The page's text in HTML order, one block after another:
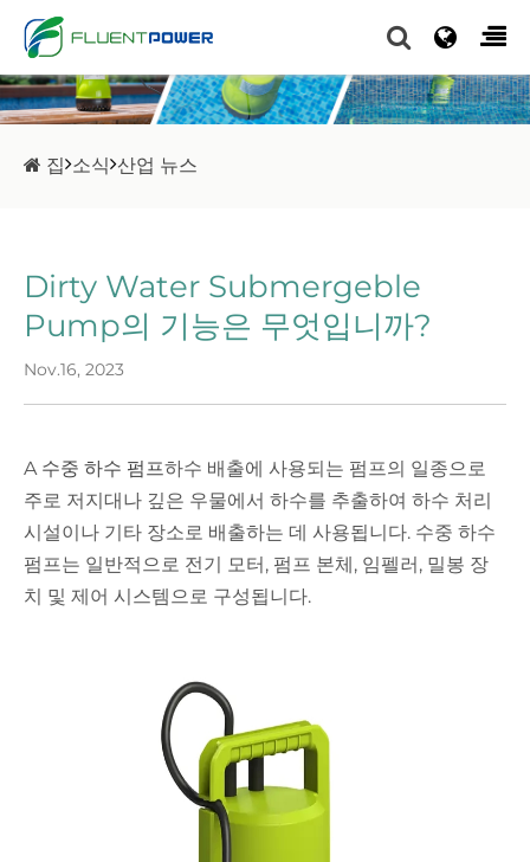
집 소식 산업 뉴스
Dirty Water Submergeble
Pump의 기능은 무엇입니까?
Nov.16, 2023
A 수중 하수 펌프하수 배출에 사용되는 펌프의 일종으로
주로 저지대나 깊은 우물에서 하수를 추출하여 하수 처리
시설이나 기타 장소로 배출하는 데 사용됩니다. 수중 하수
펌프는 일반적으로 전기 모터, 펌프 본체, 임펠러, 밀봉 장
치 및 제어 시스템으로 구성됩니다.